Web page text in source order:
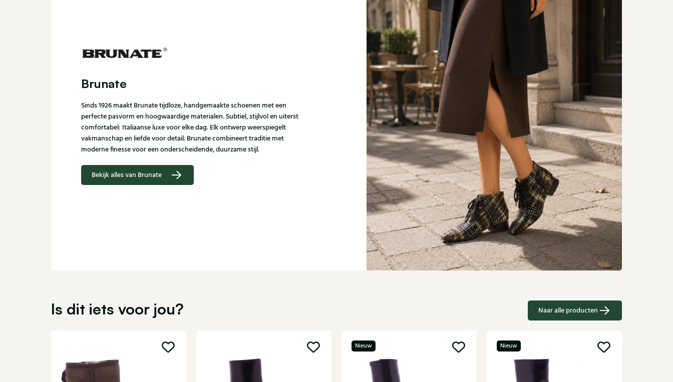
Brunate
Sinds 1926 maakt Brunate tijdloze, handgemaakte schoenen met een
perfecte pasvorm en hoogwaardige materialen. Subtiel, stijlvol en uiterst
comfortabel: Italiaanse luxe voor elke dag. Elk ontwerp weerspiegelt
vakmanschap en liefde voor detail. Brunate combineert traditie met
moderne finesse voor een onderscheidende, duurzame stijl.
Bekijk alles van Brunate
Is dit iets voor jou? Naar alle producten
Nieuw Nieuw